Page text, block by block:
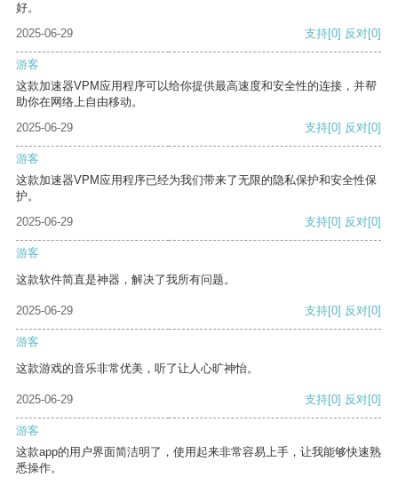
好。
2025-06-29
支持[0] 反对[0]
游客
这款加速器VPM应用程序可以给你提供最高速度和安全性的连接，并帮
助你在网络上自由移动。
2025-06-29
支持[0] 反对[0]
游客
这款加速器VPM应用程序已经为我们带来了无限的隐私保护和安全性保
护。
2025-06-29
支持[0] 反对[0]
游客
这款软件简直是神器，解决了我所有问题。
2025-06-29 支持[0] 反对[0]
游客
这款游戏的音乐非常优美，听了让人心旷神怡。
2025-06-29 支持[0] 反对[0]
游客
这款app的用户界面简洁明了，使用起来非常容易上手，让我能够快速熟
悉操作。